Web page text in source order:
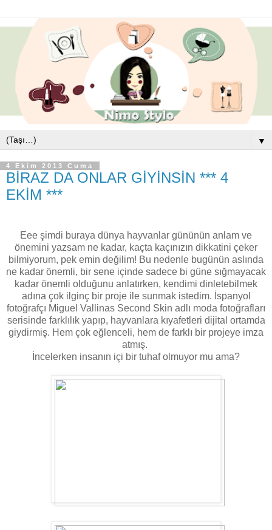
▼
4 Ekim 2013 Cuma
BİRAZ DA ONLAR GİYİNSİN *** 4
EKİM ***
Eee şimdi buraya dünya hayvanlar gününün anlam ve
önemini yazsam ne kadar, kaçta kaçınızın dikkatini çeker
bilmiyorum, pek emin değilim! Bu nedenle bugünün aslında
ne kadar önemli, bir sene içinde sadece bi güne sığmayacak
kadar önemli olduğunu anlatırken, kendimi dinletebilmek
adına çok ilginç bir proje ile sunmak istedim. İspanyol
fotoğrafçı Miguel Vallinas Second Skin adlı moda fotoğrafları
serisinde farklılık yapıp, hayvanlara kıyafetleri dijital ortamda
giydirmiş. Hem çok eğlenceli, hem de farklı bir projeye imza
atmış.
İncelerken insanın içi bir tuhaf olmuyor mu ama?